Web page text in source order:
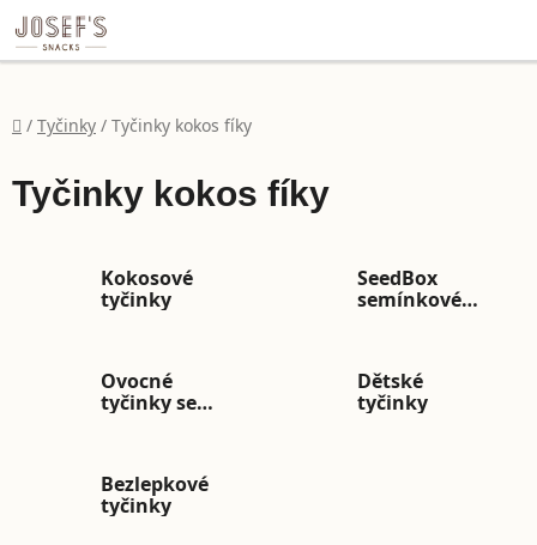
file:///C:/Users/dell/Desktop/Eli%C5%A1ka/
Přejít na obsah
Domů
/ Tyčinky / Tyčinky kokos fíky
Tyčinky kokos fíky
Kokosové
tyčinky
SeedBox
semínkové
Ovocné
tyčinky se
Dětské
tyčinky
Bezlepkové
tyčinky